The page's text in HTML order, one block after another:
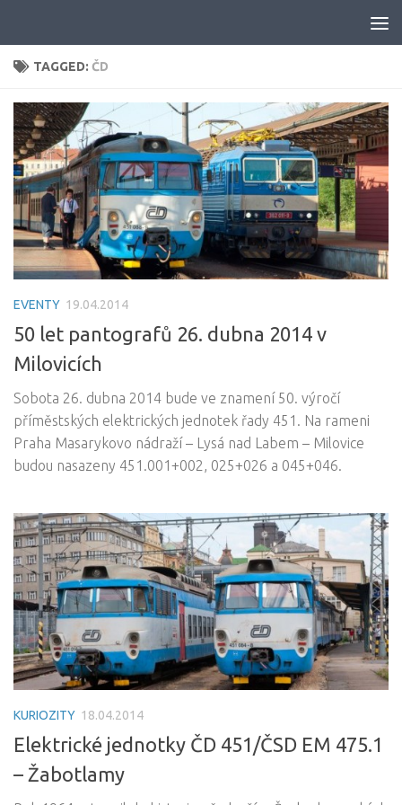
TAGGED: ČD
EVENTY 19.04.2014
50 let pantografů 26. dubna 2014 v
Milovicích
Sobota 26. dubna 2014 bude ve znamení 50. výročí
příměstských elektrických jednotek řady 451. Na rameni
Praha Masarykovo nádraží – Lysá nad Labem – Milovice
budou nasazeny 451.001+002, 025+026 a 045+046.
KURIOZITY 18.04.2014
Elektrické jednotky ČD 451/ČSD EM 475.1
– Žabotlamy